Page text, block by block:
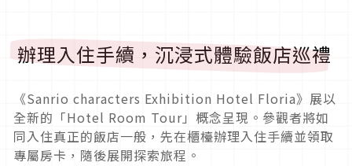
辦理入住手續，沉浸式體驗飯店巡禮
《Sanrio characters Exhibition Hotel Floria》展以
全新的「Hotel Room Tour」概念呈現。參觀者將如
同入住真正的飯店一般，先在櫃檯辦理入住手續並領取
專屬房卡，隨後展開探索旅程。